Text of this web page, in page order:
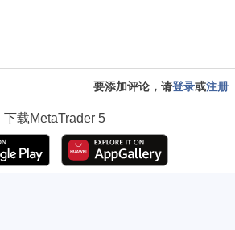
要添加评论，请登录或注册
下载MetaTrader 5